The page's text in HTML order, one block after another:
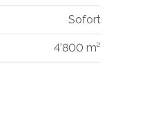
Sofort
4'800 m²